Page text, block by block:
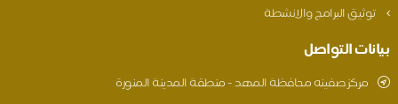
توثيق البرامج والانشطة
بيانات التواصل
مركز صفينه محافظة المهد - منطقة المدينة المنورة